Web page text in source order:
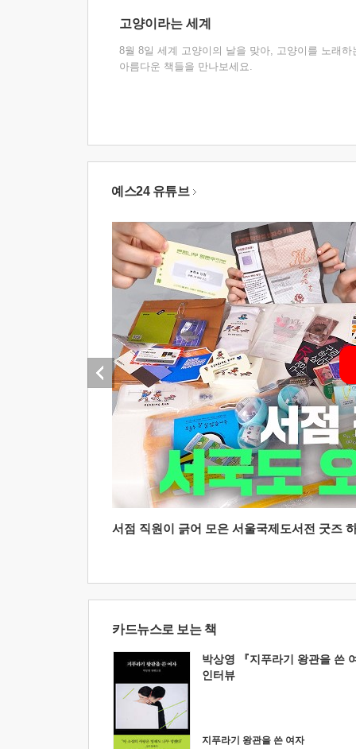
고양이라는 세계
8월 8일 세계 고양이의 날을 맞아, 고양이를 노래하
아름다운 책들을 만나보세요.
예스24 유튜브
서점 직원이 긁어 모은 서울국제도서전 굿즈
카드뉴스로 보는 책
박상영 『지푸라기 왕관을 쓴
인터뷰
지푸라기 왕관을 쓴 여자